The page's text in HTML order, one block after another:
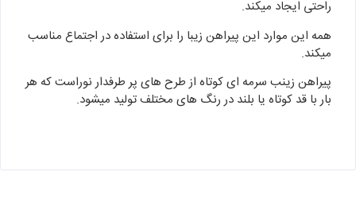
راحتی ایجاد میکند.
همه این موارد این پیراهن زیبا را برای استفاده در اجتماع مناسب
میکند.
پیراهن زینب سرمه ای کوتاه از طرح های پر طرفدار نوراست که هر
بار با قد کوتاه یا بلند در رنگ های مختلف تولید میشود.